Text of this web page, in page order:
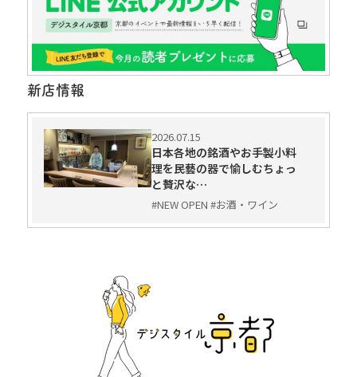
新店情報
2026.07.15
日本各地の銘酒やお手製小料
理を民藝の器で愉しむちょっ
と贅沢な…
#NEW OPEN #お酒・ワイン